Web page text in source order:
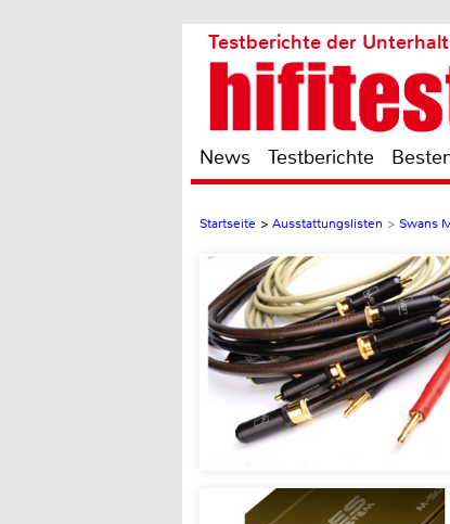
Testberichte der
News Testberichte
Startseite > Ausstattungslisten > Swans